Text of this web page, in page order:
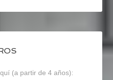
(a partir de 4 años):